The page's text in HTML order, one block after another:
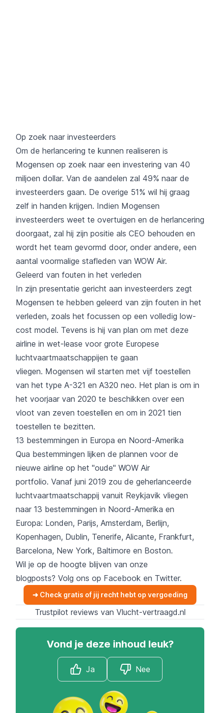
Op zoek naar investeerders
Om de herlancering te kunnen realiseren is
Mogensen op zoek naar een investering van 40
miljoen dollar. Van de aandelen zal 49% naar de
investeerders gaan. De overige 51% wil hij graag
zelf in handen krijgen. Indien Mogensen
investeerders weet te overtuigen en de herlancering
doorgaat, zal hij zijn positie als CEO behouden en
wordt het team gevormd door, onder andere, een
aantal voormalige stafleden van WOW Air.
Geleerd van fouten in het verleden
In zijn presentatie gericht aan investeerders zegt
Mogensen te hebben geleerd van zijn fouten in het
verleden, zoals het focussen op een volledig low-
cost model. Tevens is hij van plan om met deze
airline in wet-lease voor grote Europese
luchtvaartmaatschappijen te gaan
vliegen. Mogensen wil starten met vijf toestellen
van het type A-321 en A320 neo. Het plan is om in
het voorjaar van 2020 te beschikken over een
vloot van zeven toestellen en om in 2021 tien
toestellen te bezitten.
13 bestemmingen in Europa en Noord-Amerika
Qua bestemmingen lijken de plannen voor de
nieuwe airline op het "oude" WOW Air
portfolio. Vanaf juni 2019 zou de geherlanceerde
luchtvaartmaatschappij vanuit Reykjavik vliegen
naar 13 bestemmingen in Noord-Amerika en
Europa: Londen, Parijs, Amsterdam, Berlijn,
Kopenhagen, Dublin, Tenerife, Alicante, Frankfurt,
Barcelona, New York, Baltimore en Boston.
Wil je op de hoogte blijven van onze
blogposts? Volg ons op Facebook en Twitter.
➜ Check gratis of jij recht hebt op vergoeding
Trustpilot reviews van Vlucht-vertraagd.nl
Vond je deze inhoud leuk?
Ja Nee